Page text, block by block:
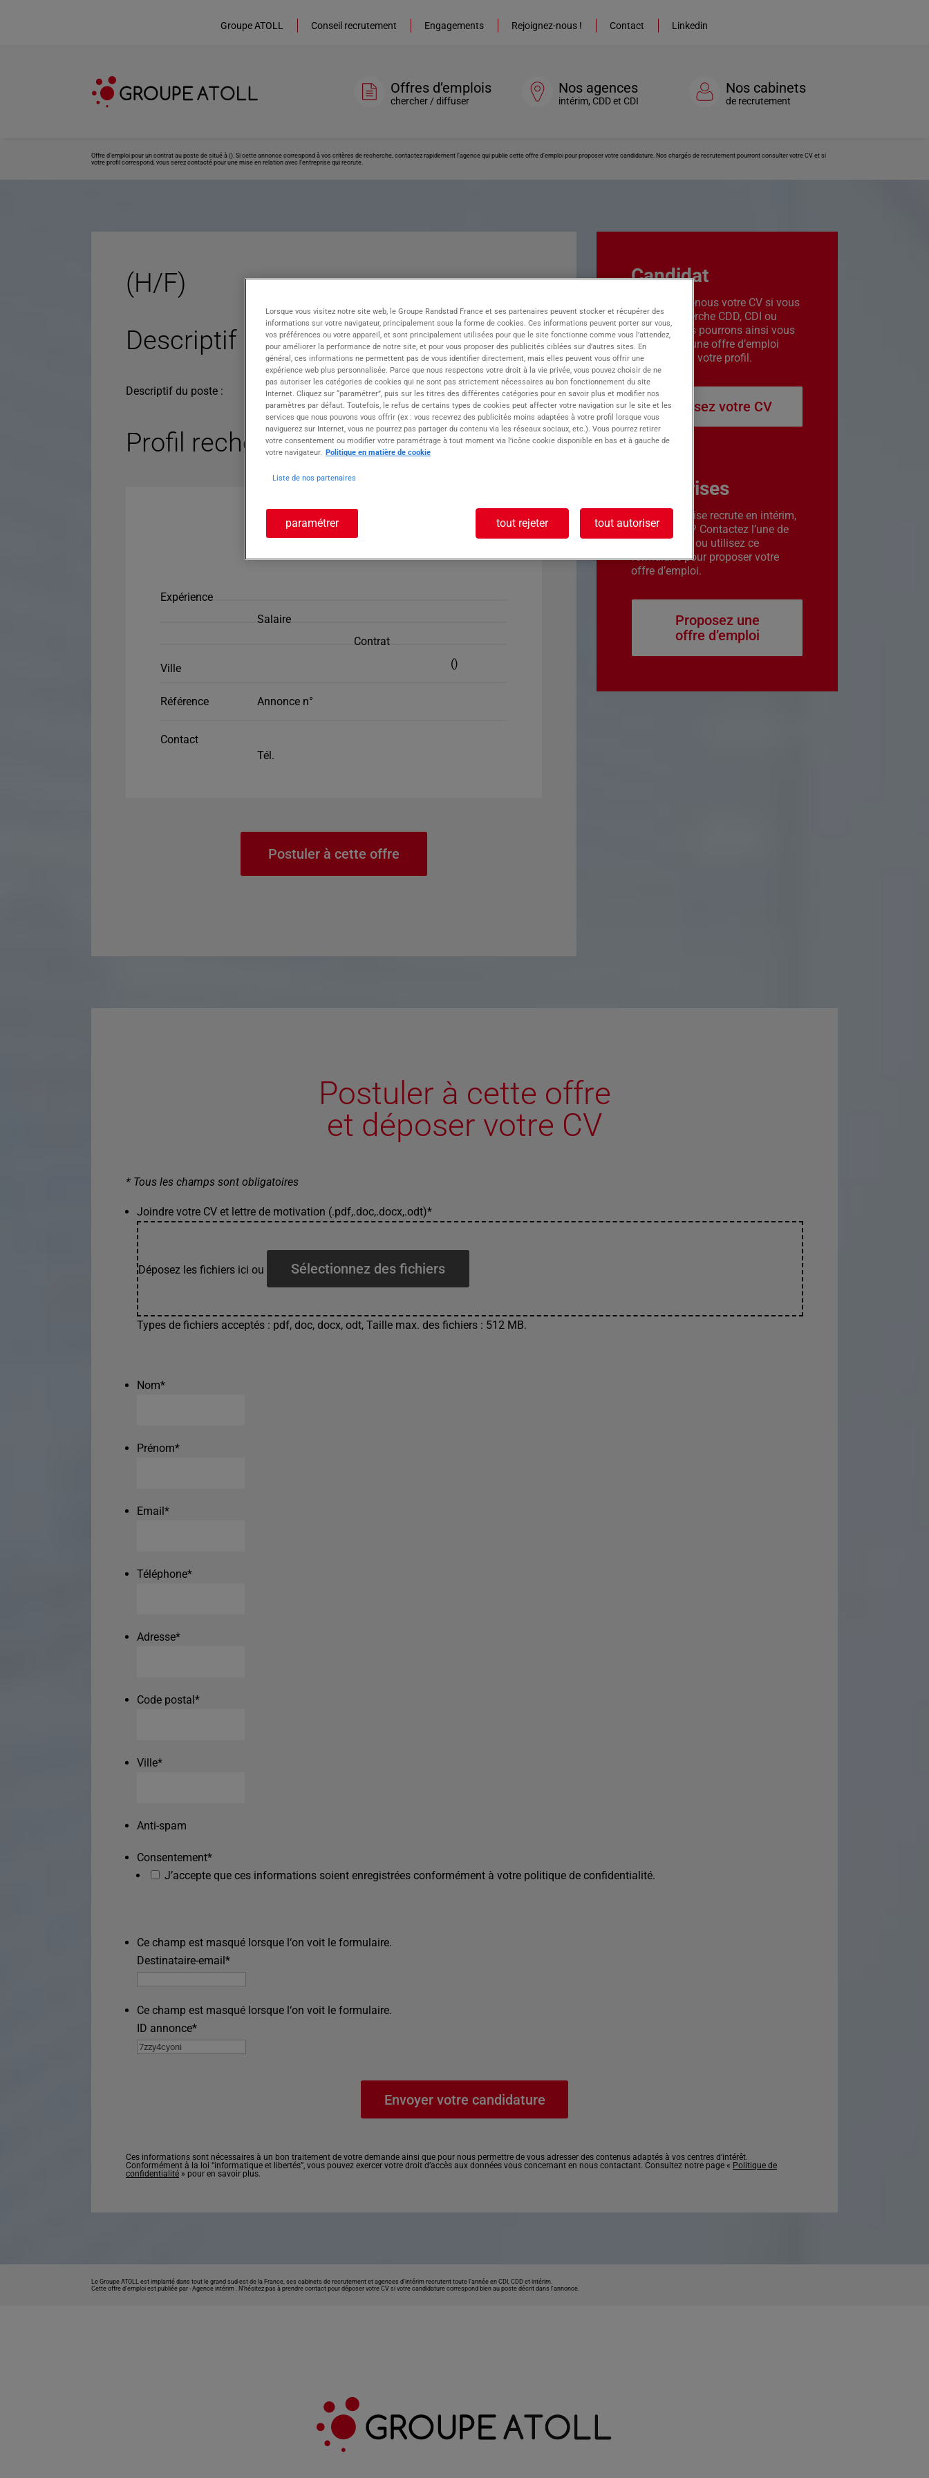
Groupe ATOLL Conseil recrutement Engagements Rejoignez-nous ! Contact Linkedin
Offres d’emplois
chercher / diffuser
Nos agences
intérim, CDD et CDI
Nos cabinets
de recrutement
Offre d’emploi pour un contrat au poste de situé à (). Si cette annonce correspond à vos critères de recherche, contactez rapidement l’agence qui publie cette offre d’emploi pour proposer votre candidature. Nos chargés de recrutement pourront consulter votre CV et si
votre profil correspond, vous serez contacté pour une mise en relation avec l’entreprise qui recrute.
(H/F)
Descriptif du poste :
Descriptif du poste :
Profil recherché
Expérience
Salaire
Contrat
Ville ()
Référence Annonce n°
Contact
Tél.
Postuler à cette offre
Candidat
Transmettez-nous votre CV si vous
êtes en recherche CDD, CDI ou
intérim. Nous pourrons ainsi vous
contacter si une offre d’emploi
correspond à votre profil.
Déposez votre CV
Entreprises
Votre entreprise recrute en intérim,
CDD ou CDI ? Contactez l’une de
nos agences ou utilisez ce
formulaire pour proposer votre
offre d’emploi.
Proposez une
offre d’emploi
Postuler à cette offre
et déposer votre CV
* Tous les champs sont obligatoires
Joindre votre CV et lettre de motivation (.pdf,.doc,.docx,.odt)*
Déposez les fichiers ici ou Sélectionnez des fichiers
Types de fichiers acceptés : pdf, doc, docx, odt, Taille max. des fichiers : 512 MB.
Nom*
Prénom*
Email*
Téléphone*
Adresse*
Code postal*
Ville*
Anti-spam
Consentement*
J’accepte que ces informations soient enregistrées conformément à votre politique de confidentialité.
Ce champ est masqué lorsque l‘on voit le formulaire.
Destinataire-email*
Ce champ est masqué lorsque l‘on voit le formulaire.
ID annonce*
Ces informations sont nécessaires à un bon traitement de votre demande ainsi que pour nous permettre de vous adresser des contenus adaptés à vos centres d’intérêt.
Conformément à la loi “informatique et libertés”, vous pouvez exercer votre droit d’accès aux données vous concernant en nous contactant. Consultez notre page « Politique de
confidentialité » pour en savoir plus.
Le Groupe ATOLL est implanté dans tout le grand sud-est de la France, ses cabinets de recrutement et agences d’intérim recrutent toute l’année en CDI, CDD et intérim.
Cette offre d’emploi est publiée par -Agence intérim . N’hésitez pas à prendre contact pour déposer votre CV si votre candidature correspond bien au poste décrit dans l'annonce.
Lorsque vous visitez notre site web, le Groupe Randstad France et ses partenaires peuvent stocker et récupérer des
informations sur votre navigateur, principalement sous la forme de cookies. Ces informations peuvent porter sur vous,
vos préférences ou votre appareil, et sont principalement utilisées pour que le site fonctionne comme vous l’attendez,
pour améliorer la performance de notre site, et pour vous proposer des publicités ciblées sur d’autres sites. En
général, ces informations ne permettent pas de vous identifier directement, mais elles peuvent vous offrir une
expérience web plus personnalisée. Parce que nous respectons votre droit à la vie privée, vous pouvez choisir de ne
pas autoriser les catégories de cookies qui ne sont pas strictement nécessaires au bon fonctionnement du site
Internet. Cliquez sur “paramétrer”, puis sur les titres des différentes catégories pour en savoir plus et modifier nos
paramètres par défaut. Toutefois, le refus de certains types de cookies peut affecter votre navigation sur le site et les
services que nous pouvons vous offrir (ex : vous recevrez des publicités moins adaptées à votre profil lorsque vous
naviguerez sur Internet, vous ne pourrez pas partager du contenu via les réseaux sociaux, etc.). Vous pourrez retirer
votre consentement ou modifier votre paramétrage à tout moment via l’icône cookie disponible en bas et à gauche de
votre navigateur. Politique en matière de cookie
Liste de nos partenaires
paramétrer tout rejeter tout autoriser